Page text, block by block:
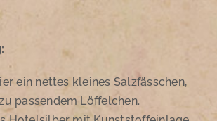
ein nettes kleines Salzfässchen,
passendem Löffelchen.